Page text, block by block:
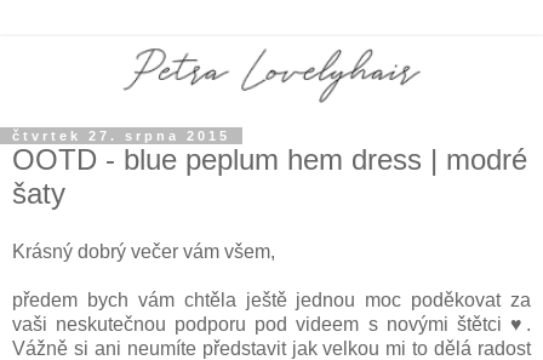
čtvrtek 27. srpna 2015
OOTD - blue peplum hem dress | modré
šaty
Krásný dobrý večer vám všem,
předem bych vám chtěla ještě jednou moc poděkovat za
vaši neskutečnou podporu pod videem s novými štětci ♥.
Vážně si ani neumíte představit jak velkou mi to dělá radost